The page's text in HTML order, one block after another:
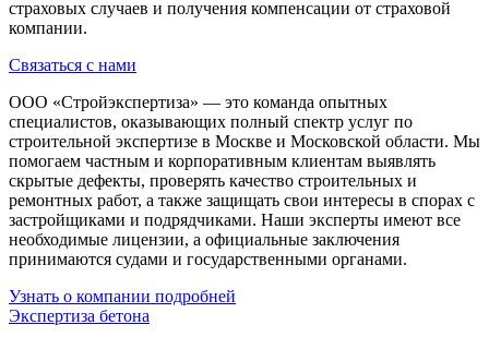
страховых случаев и получения компенсации от страховой
компании.
Связаться с нами
ООО «Стройэкспертиза» — это команда опытных
специалистов, оказывающих полный спектр услуг по
строительной экспертизе в Москве и Московской области. Мы
помогаем частным и корпоративным клиентам выявлять
скрытые дефекты, проверять качество строительных и
ремонтных работ, а также защищать свои интересы в спорах с
застройщиками и подрядчиками. Наши эксперты имеют все
необходимые лицензии, а официальные заключения
принимаются судами и государственными органами.
Узнать о компании подробней
Экспертиза бетона